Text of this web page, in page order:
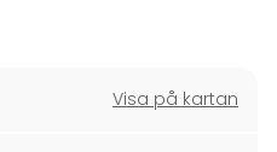
Visa på kartan